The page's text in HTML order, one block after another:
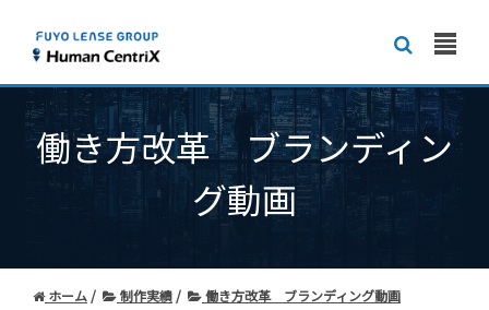
働き方改革 ブランディン
グ動画
ホーム 制作実績 働き方改革 ブランディング動画